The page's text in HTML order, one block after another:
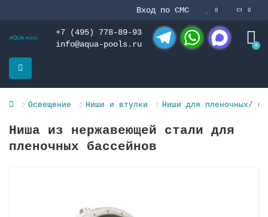
Вход по СМС 0 0
+7 (495) 778-89-93
info@aqua-pools.ru
0
Освещение Ниши и втулки Ниши для пленочных/
Ниша из нержавеющей стали для
пленочных бассейнов